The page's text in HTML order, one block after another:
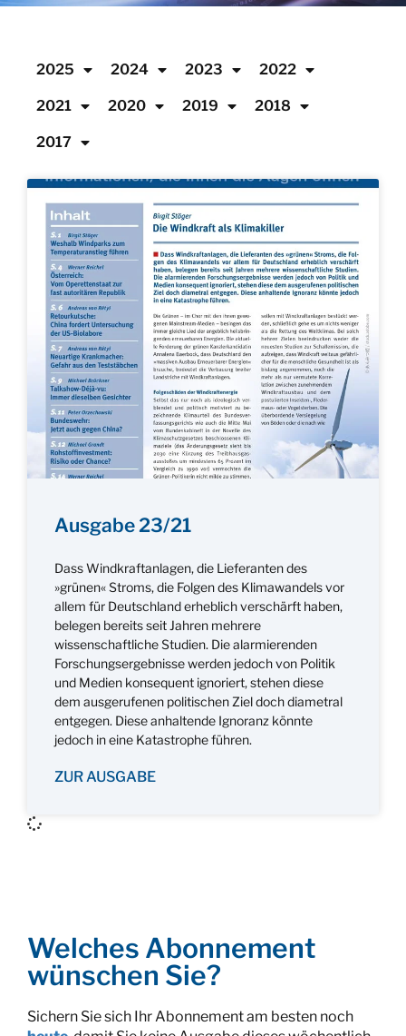
2025 2024 2023 2022
2021 2020 2019 2018
2017
Ausgabe 23/21
Dass Windkraftanlagen, die Lieferanten des
»grünen« Stroms, die Folgen des Klimawandels vor
allem für Deutschland erheblich verschärft haben,
belegen bereits seit Jahren mehrere
wissenschaftliche Studien. Die alarmierenden
Forschungsergebnisse werden jedoch von Politik
und Medien konsequent ignoriert, stehen diese
dem ausgerufenen politischen Ziel doch diametral
entgegen. Diese anhaltende Ignoranz könnte
jedoch in eine Katastrophe führen.
ZUR AUSGABE
Welches Abonnement
wünschen Sie?
Sichern Sie sich Ihr Abonnement am besten noch